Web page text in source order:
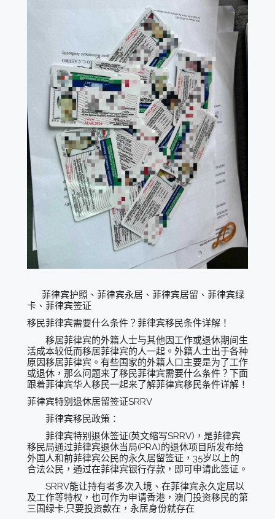
菲律宾护照、菲律宾永居、菲律宾居留、菲律宾绿
卡、菲律宾签证
移民菲律宾需要什么条件？菲律宾移民条件详解！
移居菲律宾的外籍人士与其他因工作或退休期间生
活成本较低而移居菲律宾的人一起。外籍人士出于各种
原因移居菲律宾。有些国家的外籍人口主要是为了工作
或退休，那么问题来了移民菲律宾需要什么条件？下面
跟着菲律宾华人移民一起来了解菲律宾移民条件详解！
菲律宾特别退休居留签证SRRV
菲律宾移民政策：
菲律宾特别退休签证(英文缩写SRRV)，是菲律宾
移民局通过菲律宾退休当局(PRA)的退休项目所发布给
外国人和前菲律宾公民的永久居留签证，35岁以上的
合法公民，通过在菲律宾银行存款，即可申请此签证。
SRRV能让持有者多次入境、在菲律宾永久定居以
及工作等特权，也可作为申请香港，澳门投资移民的第
三国绿卡;只要投资款在，永居身份就存在